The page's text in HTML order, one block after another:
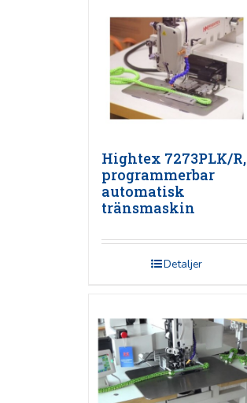
Hightex 7273PLK/R,
programmerbar
automatisk
tränsmaskin
Detaljer